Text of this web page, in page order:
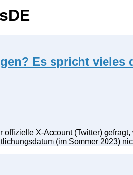
Es spricht vieles
offizielle X-Account (Twitter)
(im Sommer 2023)